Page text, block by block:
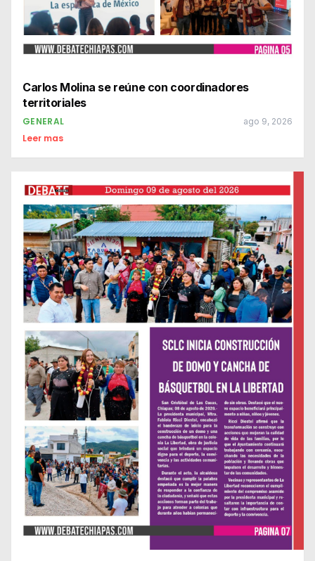
Carlos Molina se reúne con coordinadores
territoriales
GENERAL ago 9, 2026
Leer mas